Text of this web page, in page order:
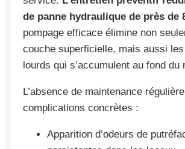
de panne hydraulique de près de
pompage efficace élimine non
couche superficielle, mais aussi
lourds qui s’accumulent au fond du
L’absence de maintenance
complications concrètes :
Apparition d’odeurs de